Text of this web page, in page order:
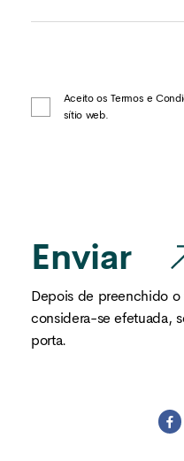
Aceito osTermos e
sítio web.
Enviar
Depois de preenchido o
considera-se efetuada,
porta.